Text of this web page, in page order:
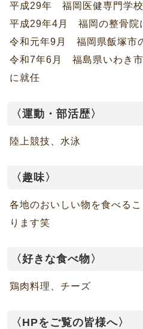
平成29年 福岡医健専門学
平成29年4月 福岡の整骨院
令和元年9月 福岡県飯塚市
令和7年6月 福島県いわき
に就任
〈運動・部活歴〉
陸上競技、水泳
〈趣味〉
各地のおいしい物を食べる
ります笑
〈好きな食べ物〉
鶏肉料理、チーズ
〈HPをご覧の皆様へ〉